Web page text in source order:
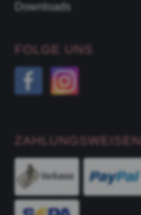
Downloads
FOLGE UNS
ZAHLUNGSWEISEN